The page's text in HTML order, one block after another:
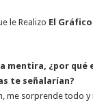
le Realizo El Gráfico
mentira, ¿por qué
te señalarían?
me sorprende todo